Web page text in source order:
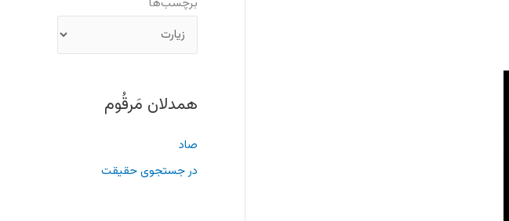
همدلان مَرقُوم
صاد
در جستجوی حقیقت